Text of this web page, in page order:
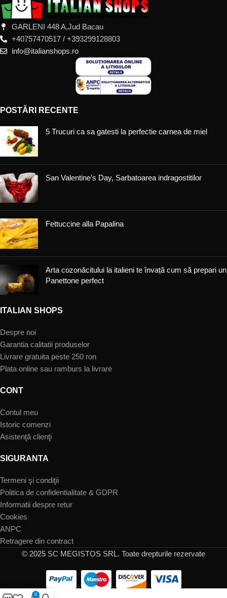
GARLENI 448 A,Jud Bacau
+40757470517 / +393299128803
info@italianshops.ro
POSTĂRI RECENTE
5 Trucuri ca sa gatesti la perfectie carnea de miel
San Valentine’s Day, Sarbatoarea indragostitilor
Fettuccine alla Papalina
Arta cozonăcitului la italieni te învață cum să prepari un
Panettone perfect
ITALIAN SHOPS
Despre noi
Garantia calitatii produselor
Livrare gratuita peste 250 ron
Plata online sau ramburs la livrare
CONT
Contul meu
Istoric comenzi
Asistenţă clienţi
SIGURANTA
Termeni şi condiţii
Politica de confidentialitate & GDPR
Informatii despre retur
Cookies
ANPC
Retragere din contract
© 2025 SC MEGISTOS SRL. Toate drepturile rezervate
0